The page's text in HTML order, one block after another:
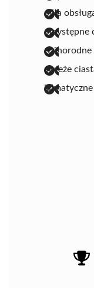
miła
przystępne
różnorodne
świeże